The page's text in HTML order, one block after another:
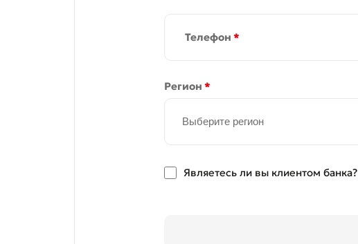
Телефон *
Регион *
Выберите регион
Являетесь ли вы клиентом банка?